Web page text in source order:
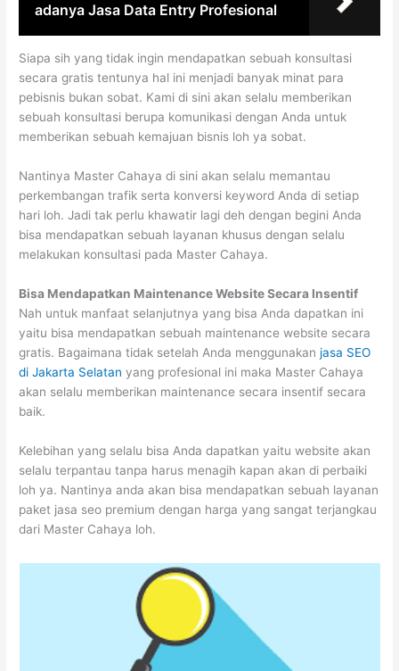
adanya Jasa Data Entry Profesional
Siapa sih yang tidak ingin mendapatkan sebuah konsultasi
secara gratis tentunya hal ini menjadi banyak minat para
pebisnis bukan sobat. Kami di sini akan selalu memberikan
sebuah konsultasi berupa komunikasi dengan Anda untuk
memberikan sebuah kemajuan bisnis loh ya sobat.
Nantinya Master Cahaya di sini akan selalu memantau
perkembangan trafik serta konversi keyword Anda di setiap
hari loh. Jadi tak perlu khawatir lagi deh dengan begini Anda
bisa mendapatkan sebuah layanan khusus dengan selalu
melakukan konsultasi pada Master Cahaya.
Bisa Mendapatkan Maintenance Website Secara Insentif
Nah untuk manfaat selanjutnya yang bisa Anda dapatkan ini
yaitu bisa mendapatkan sebuah maintenance website secara
gratis. Bagaimana tidak setelah Anda menggunakanjasa SEO
di Jakarta Selatan yang profesional ini maka Master Cahaya
akan selalu memberikan maintenance secara insentif secara
baik.
Kelebihan yang selalu bisa Anda dapatkan yaitu website akan
selalu terpantau tanpa harus menagih kapan akan di perbaiki
loh ya. Nantinya anda akan bisa mendapatkan sebuah layanan
paket jasa seo premium dengan harga yang sangat terjangkau
dari Master Cahaya loh.